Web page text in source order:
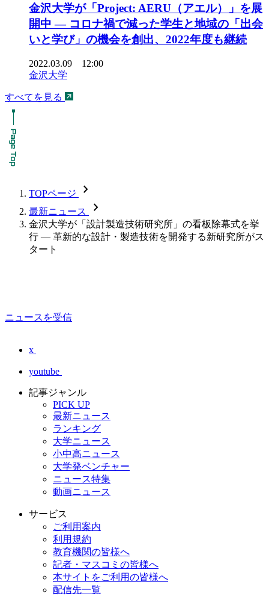
金沢大学が「Project: AERU（アエル）」を展
開中 — コロナ禍で減った学生と地域の「出会
いと学び」の機会を創出、2022年度も継続
2022.03.09 12:00
金沢大学
すべてを見る
TOPページ chevron_forward
最新ニュース chevron_forward
金沢大学が「設計製造技術研究所」の看板除幕式を挙
行 — 革新的な設計・製造技術を開発する新研究所がス
タート
ニュースを受信
x
youtube
記事ジャンル
PICK UP
最新ニュース
ランキング
大学ニュース
小中高ニュース
大学発ベンチャー
ニュース特集
動画ニュース
サービス
ご利用案内
利用規約
教育機関の皆様へ
記者・マスコミの皆様へ
本サイトをご利用の皆様へ
配信先一覧